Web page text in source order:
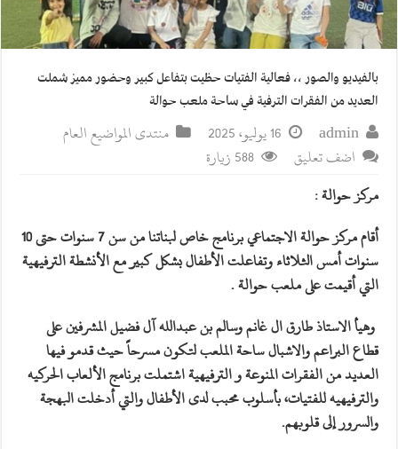
بالفيديو والصور ،، فعالية الفتيات حظيت بتفاعل كبير وحضور مميز شملت
العديد من الفقرات الترفية في ساحة ملعب حوالة
admin 16 يوليو، 2025
منتدى المواضيع العام
اضف تعليق
588 زيارة
مركز حوالة :
أقام مركز حوالة الاجتماعي برنامج خاص لبناتنا من سن 7 سنوات حتى 10
سنوات أمس الثلاثاء وتفاعلت الأطفال بشكل كبير مع الأنشطة الترفيهية
التي أقيمت على ملعب حوالة .
وهيأ الاستاذ طارق ال غانم وسالم بن عبدالله آل فضيل المشرفين على
قطاع البراعم والاشبال ساحة الملعب لتكون مسرحاً حيث قدمو فيها
العديد من الفقرات المنوعة و الترفيهية اشتملت برنامج الألعاب الحركيه
والترفيهيه للفتيات، بأسلوب محبب لدى الأطفال والتي أدخلت البهجة
والسرور إلى قلوبهم.